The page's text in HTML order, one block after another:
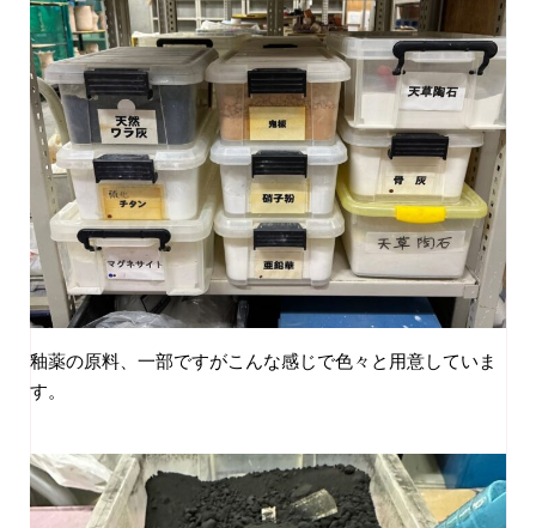
釉薬の原料、一部ですがこんな感じで色々と用意していま
す。